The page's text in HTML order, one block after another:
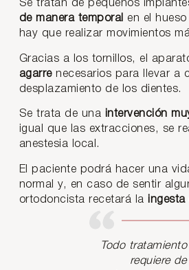
Se tratan de pequeños
de manera temporal en el
hay que realizar movimientos
Gracias a los tornillos, el
agarrenecesarios para llevar a
desplazamiento de los dientes.
Se trata de una intervención
igual que las extracciones, se
anestesia local.
El paciente podrá hacer una
normal y, en caso de sentir
ortodoncista recetará la ingesta
Todo
requiere